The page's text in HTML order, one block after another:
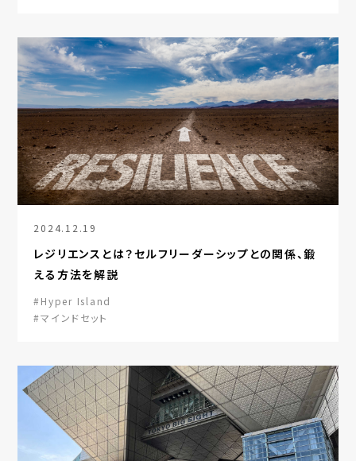
2024.12.19
レジリエンスとは？セルフリーダーシップとの関係、鍛
える方法を解説
#Hyper Island
#マインドセット